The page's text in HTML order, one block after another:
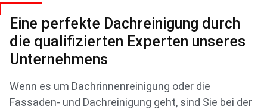
Eine perfekte Dachreinigung durch
die qualifizierten Experten unseres
Unternehmens
Wenn es um Dachrinnenreinigung oder die
Fassaden- und Dachreinigung geht, sind Sie bei der